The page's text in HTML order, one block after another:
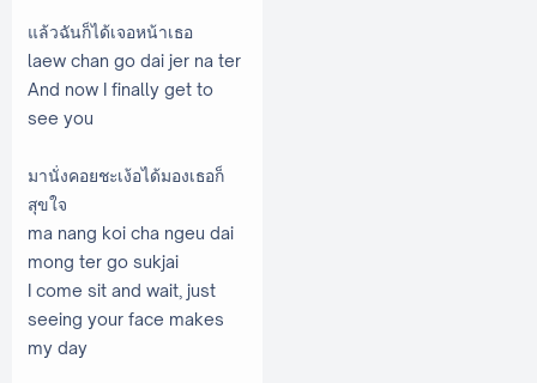
แล้วฉันก็ได้เจอหน้าเธอ
laew chan go dai jer na ter
And now I finally get to
see you
มานั่งคอยชะเง้อได้มองเธอก็
สุขใจ
ma nang koi cha ngeu dai
mong ter go sukjai
I come sit and wait, just
seeing your face makes
my day